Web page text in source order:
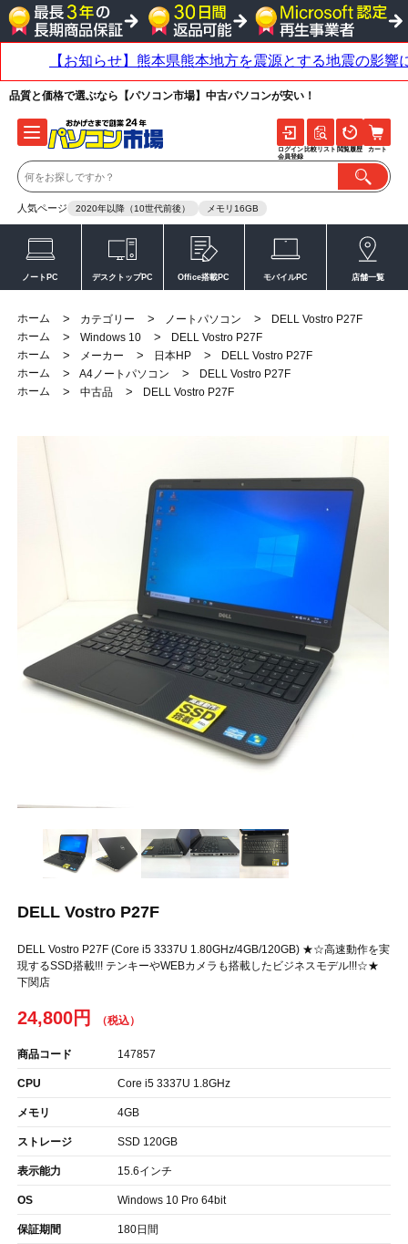
品質と価格で選ぶなら【パソコン市場】中古パソコンが安い！
人気ページ 2020年以降（10世代前後） メモリ16GB
ログイン
会員登録
比較リスト 閲覧履歴 カート
ノートPC デスクトップPC Office搭載PC モバイルPC 店舗一覧
ホーム > カテゴリー > ノートパソコン >
DELL Vostro P27F
ホーム
> Windows 10 >
DELL Vostro P27F
ホーム
> メーカー > 日本HP >
DELL Vostro P27F
ホーム
> A4ノートパソコン >
DELL Vostro P27F
ホーム
> 中古品 > DELL Vostro P27F
DELL Vostro P27F
DELL Vostro P27F (Core i5 3337U 1.80GHz/4GB/120GB) ★☆高速動作を実
現するSSD搭載!!! テンキーやWEBカメラも搭載したビジネスモデル!!!☆★
下関店
24,800円
商品コード 147857
CPU Core i5 3337U 1.8GHz
メモリ 4GB
ストレージ SSD 120GB
表示能力 15.6インチ
OS Windows 10 Pro 64bit
保証期間 180日間